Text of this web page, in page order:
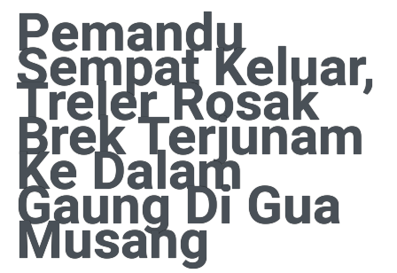
Pemandu
Sempat Keluar,
Treler Rosak
Brek Terjunam
Ke Dalam
Gaung Di Gua
Musang